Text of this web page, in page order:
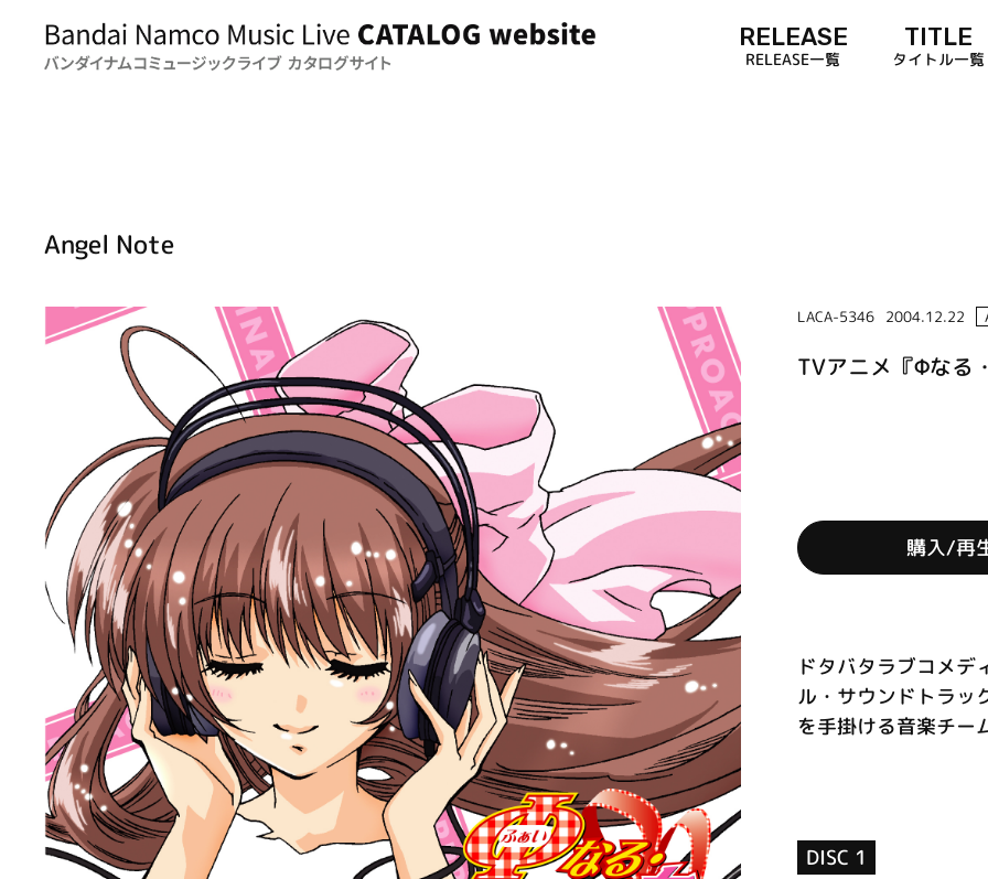
RELEASE
RELEASE一覧
TITLE
タイトル一覧
Angel Note
LACA-5346 2004.12.22
TVアニメ『Φなる
購入/再
ドタバタラブコメ
ル・サウンドトラッ
を手掛ける音楽チー
DISC 1